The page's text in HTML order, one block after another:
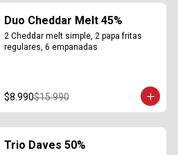
Duo Cheddar Melt 45%
2 Cheddar melt simple, 2 papa fritas
regulares, 6 empanadas
$8.990$15.990
Trio Daves 50%